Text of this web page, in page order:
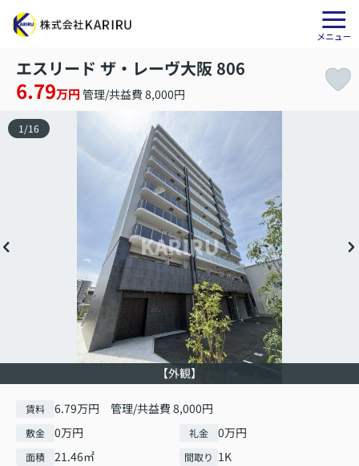
エスリード ザ・レーヴ大阪 806
6.79万円 管理/共益費 8,000円
【外観】
1 /16
賃料 6.79万円 管理/共益費 8,000円
敷金 0万円 礼金 0万円
面積 21.46㎡ 間取り 1K